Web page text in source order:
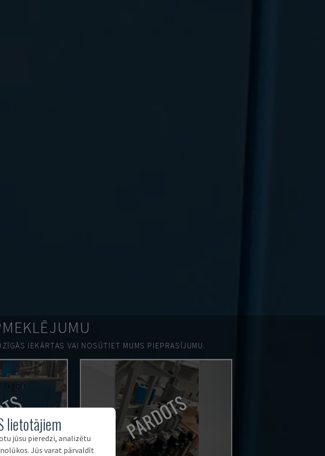
IEKĀRTAS VAI NOSŪTIET MUMS PIEPRASĪJUMU.
PĀRDOTS
lietotājiem
jūsu pieredzi, analizētu
Jūs varat pārvaldīt